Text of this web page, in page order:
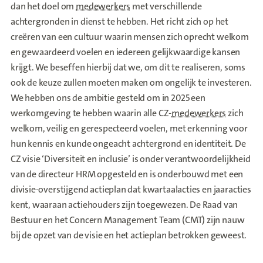
dan het doel om medewerkers met verschillende
achtergronden in dienst te hebben. Het richt zich op het
creëren van een cultuur waarin mensen zich oprecht welkom
en gewaardeerd voelen en iedereen gelijkwaardige kansen
krijgt. We beseffen hierbij dat we, om dit te realiseren, soms
ook de keuze zullen moeten maken om ongelijk te investeren.
We hebben ons de ambitie gesteld om in 2025 een
werkomgeving te hebben waarin alle CZ-medewerkerszich
welkom, veilig en gerespecteerd voelen, met erkenning voor
hun kennis en kunde ongeacht achtergrond en identiteit. De
CZ visie ‘Diversiteit en inclusie’ is onder verantwoordelijkheid
van de directeur HRM opgesteld en is onderbouwd met een
divisie-overstijgend actieplan dat kwartaalacties en jaaracties
kent, waaraan actiehouders zijn toegewezen. De Raad van
Bestuur en het Concern Management Team (CMT) zijn nauw
bij de opzet van de visie en het actieplan betrokken geweest.